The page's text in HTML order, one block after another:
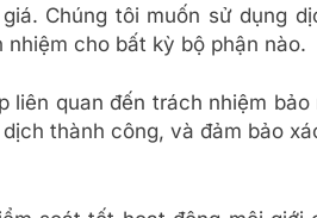
Chúng tôi muốn sử dụng
nhiệm cho bất kỳ bộ phận nào.
liên quan đến trách nhiệm
dịch thành công, và đảm bảo